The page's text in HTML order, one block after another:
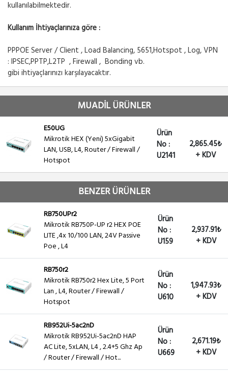
kullanılabilmektedir.
Kullanım İhtiyaçlarınıza göre :
PPPOE Server / Client , Load Balancing, 5651,Hotspot , Log, VPN
: IPSEC,PPTP,L2TP , Firewall , Bonding vb.
gibi ihtiyaçlarınızı karşılayacaktır.
MUADİL ÜRÜNLER
E50UG
Mikrotik HEX (Yeni) 5xGigabit
LAN, USB, L4, Router / Firewall /
Hotspot
Ürün
No :
U2141
2,865.45₺
+ KDV
BENZER ÜRÜNLER
RB750UPr2
Mikrotik RB750P-UP r2 HEX POE
LITE ,4x 10/100 LAN, 24V Passive
Poe , L4
Ürün
No :
U159
2,937.91₺
+ KDV
RB750r2
Mikrotik RB750r2 Hex Lite, 5 Port
Lan , L4, Router / Firewall /
Hotspot
Ürün
No :
U610
1,947.93₺
+ KDV
RB952Ui-5ac2nD
Mikrotik RB952Ui-5ac2nD HAP
AC Lite, 5xLAN, L4 , 2.4+5 Ghz Ap
/ Router / Firewall / Hot...
Ürün
No :
U669
2,671.19₺
+ KDV